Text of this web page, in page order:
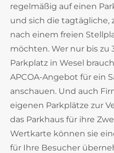
regelmäßig auf einen
und sich die tagtägliche,
nach einem freien
möchten. Wer nur bis zu
Parkplatz in Wesel
APCOA-Angebot für ein
anschauen. Und auch
eigenen Parkplätze zur
das Parkhaus für ihre
Wertkarte können sie
für Ihre Besucher